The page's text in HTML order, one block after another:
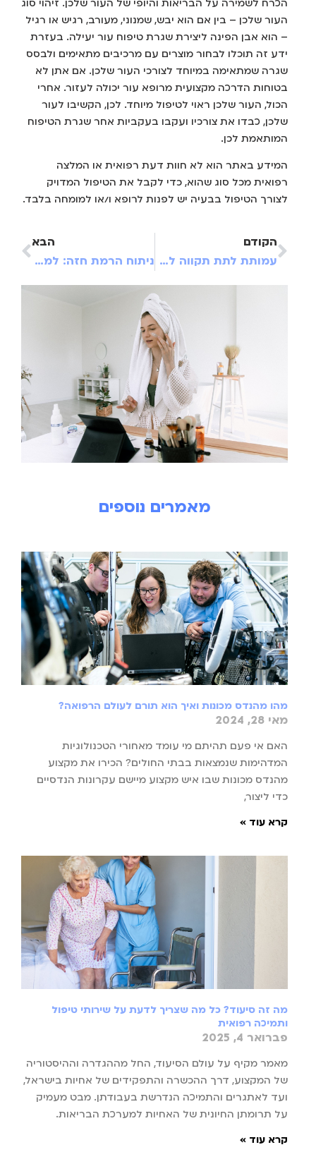
הכרח לשמירה על הבריאות והיופי של העור שלכן. זיהוי סוג
העור שלכן – בין אם הוא יבש, שמנוני, מעורב, רגיש או רגיל
– הוא אבן הפינה ליצירת שגרת טיפוח עור יעילה. בעזרת
ידע זה תוכלו לבחור מוצרים עם מרכיבים מתאימים ולבסס
שגרה שמתאימה במיוחד לצורכי העור שלכן. אם אתן לא
בטוחות הדרכה מקצועית מרופא עור יכולה לעזור. אחרי
הכול, העור שלכן ראוי לטיפול מיוחד. לכן, הקשיבו לעור
שלכן, כבדו את צורכיו ועקבו בעקביות אחר שגרת הטיפוח
המותאמת לכן.
המידע באתר הוא לא חוות דעת רפואית או המלצה
רפואית מכל סוג שהוא, כדי לקבל את הטיפול המדויק
לצורך הטיפול בבעיה יש לפנות לרופא ו/או למומחה בלבד.
הקודם
עמותת לתת תקווה למען ילדים חולים: למה חשוב לדאוג לרווחתם ואיך עושים את זה?
הבא
ניתוח הרמת חזה: למה הוא כל כך פופולרי ומה חשוב לדעת עליו?
מאמרים נוספים
מהו מהנדס מכונות ואיך הוא תורם לעולם הרפואה?
מאי 28, 2024
האם אי פעם תהיתם מי עומד מאחורי הטכנולוגיות
המדהימות שנמצאות בבתי החולים? הכירו את מקצוע
מהנדס מכונות שבו איש מקצוע מיישם עקרונות הנדסיים
כדי ליצור,
קרא עוד »
מה זה סיעוד? כל מה שצריך לדעת על שירותי טיפול
ותמיכה רפואית
פברואר 4, 2025
מאמר מקיף על עולם הסיעוד, החל מההגדרה וההיסטוריה
של המקצוע, דרך ההכשרה והתפקידים של אחיות בישראל,
ועד לאתגרים והתמיכה הנדרשת בעבודתן. מבט מעמיק
על תרומתן החיונית של האחיות למערכת הבריאות.
קרא עוד »